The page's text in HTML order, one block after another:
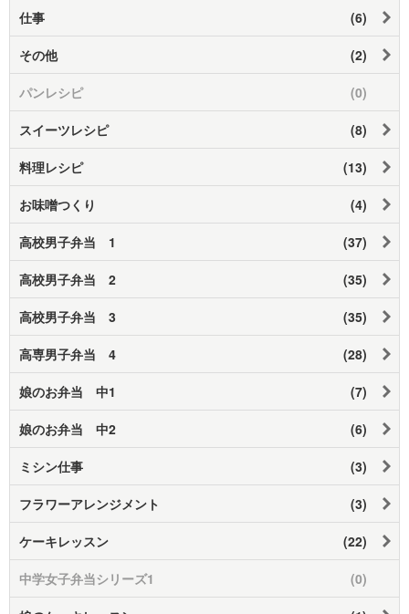
仕事 (6)
その他 (2)
パンレシピ (0)
スイーツレシピ (8)
料理レシピ (13)
お味噌つくり (4)
高校男子弁当 1 (37)
高校男子弁当 2 (35)
高校男子弁当 3 (35)
高専男子弁当 4 (28)
娘のお弁当 中1 (7)
娘のお弁当 中2 (6)
ミシン仕事 (3)
フラワーアレンジメント (3)
ケーキレッスン (22)
中学女子弁当シリーズ1 (0)